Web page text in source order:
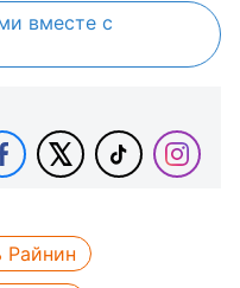
вместе с
Райнин